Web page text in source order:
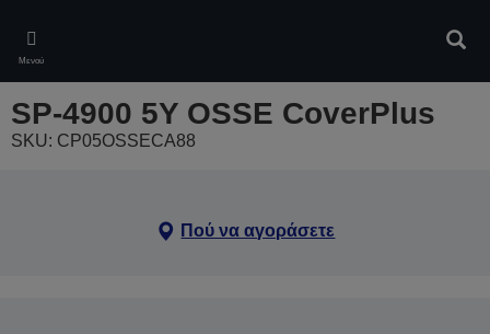
main
content
Μενού
SP-4900 5Y OSSE CoverPlus
SKU: CP05OSSECA88
Πού να αγοράσετε